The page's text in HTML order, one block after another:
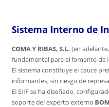
Sistema Interno de
COMA Y RIBAS, S.L. (en
fundamental para el fomento de
El sistema constituye el cauce
informantes, sin riesgo de
El SIIF se ha diseñado,
soporte del experto externo